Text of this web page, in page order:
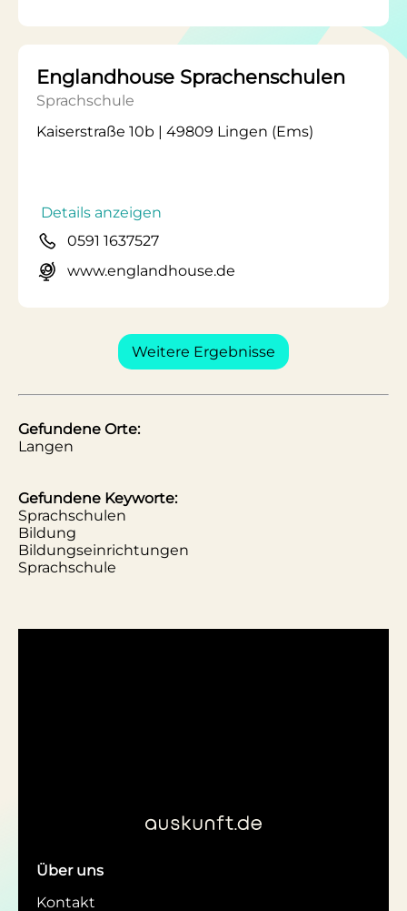
Englandhouse Sprachenschulen
Sprachschule
Kaiserstraße 10b | 49809 Lingen (Ems)
Details anzeigen
0591 1637527
www.englandhouse.de
Weitere Ergebnisse
Gefundene Orte:
Langen
Gefundene Keyworte:
Sprachschulen
Bildung
Bildungseinrichtungen
Sprachschule
Über uns
Kontakt